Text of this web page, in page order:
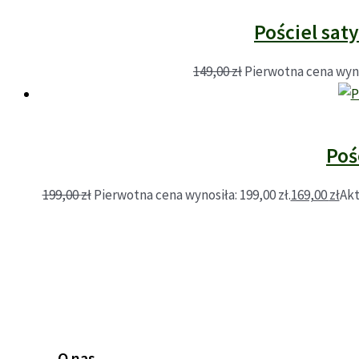
Pościel
149,00złPierwotna cena
199,00zł Pierwotna cena wynosiła: 199,00 zł.169,00zł